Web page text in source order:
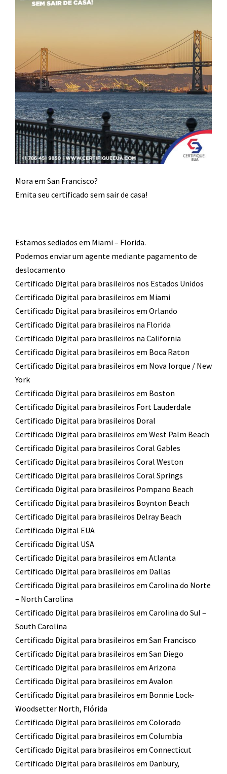
Mora em San Francisco?
Emita seu certificado sem sair de casa!
Estamos sediados em Miami – Florida.
Podemos enviar um agente mediante pagamento de
deslocamento​
Certificado Digital para brasileiros nos Estados Unidos
Certificado Digital para brasileiros em Miami
Certificado Digital para brasileiros em Orlando
Certificado Digital para brasileiros na Florida
Certificado Digital para brasileiros na California
Certificado Digital para brasileiros em Boca Raton
Certificado Digital para brasileiros em Nova Iorque / New
York
Certificado Digital para brasileiros em Boston
Certificado Digital para brasileiros Fort Lauderdale
Certificado Digital para brasileiros Doral
Certificado Digital para brasileiros em West Palm Beach
Certificado Digital para brasileiros Coral Gables
Certificado Digital para brasileiros Coral Weston
Certificado Digital para brasileiros Coral Springs
Certificado Digital para brasileiros Pompano Beach
Certificado Digital para brasileiros Boynton Beach
Certificado Digital para brasileiros Delray Beach
Certificado Digital EUA
Certificado Digital USA
Certificado Digital para brasileiros em Atlanta
Certificado Digital para brasileiros em Dallas
Certificado Digital para brasileiros em Carolina do Norte
– North Carolina
Certificado Digital para brasileiros em Carolina do Sul –
South Carolina
Certificado Digital para brasileiros em San Francisco
Certificado Digital para brasileiros em San Diego
Certificado Digital para brasileiros em Arizona
Certificado Digital para brasileiros em Avalon
Certificado Digital para brasileiros em Bonnie Lock-
Woodsetter North, Flórida
Certificado Digital para brasileiros em Colorado
Certificado Digital para brasileiros em Columbia
Certificado Digital para brasileiros em Connecticut
Certificado Digital para brasileiros em Danbury,